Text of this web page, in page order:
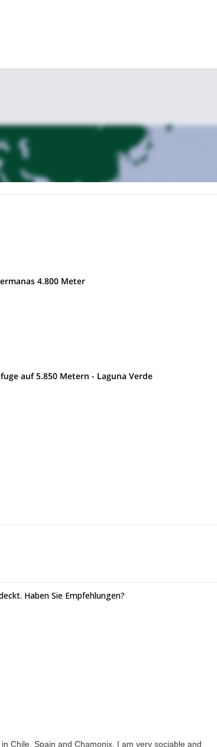
4.800 Meter
auf 5.850 Metern - Laguna Verde
Haben Sie Empfehlungen?
Chile, Spain and Chamonix. I am very sociable and